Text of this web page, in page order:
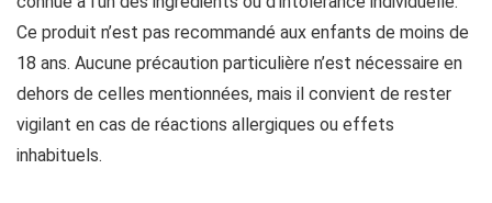
Ce produit n’est pas recommandé aux enfants de moins de
18 ans. Aucune précaution particulière n’est nécessaire en
dehors de celles mentionnées, mais il convient de rester
vigilant en cas de réactions allergiques ou effets
inhabituels.